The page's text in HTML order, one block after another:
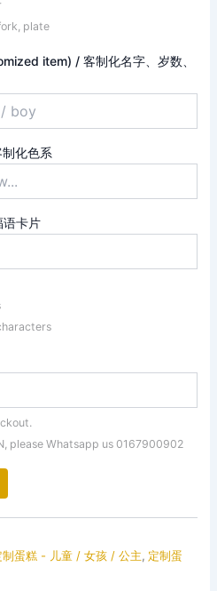
plate
item) / 客制化名字、岁数、
化色系
卡片
please Whatsapp us 0167900902
制蛋糕 - 儿童 / 女孩 / 公主, 定制蛋